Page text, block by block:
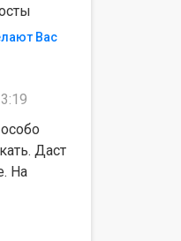
Вас
Даст
На